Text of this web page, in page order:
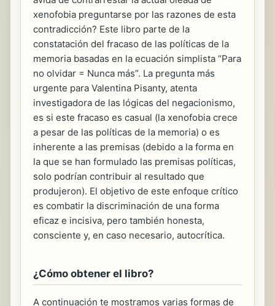
xenofobia preguntarse por las razones de esta
contradicción? Este libro parte de la
constatación del fracaso de las políticas de la
memoria basadas en la ecuación simplista “Para
no olvidar = Nunca más”. La pregunta más
urgente para Valentina Pisanty, atenta
investigadora de las lógicas del negacionismo,
es si este fracaso es casual (la xenofobia crece
a pesar de las políticas de la memoria) o es
inherente a las premisas (debido a la forma en
la que se han formulado las premisas políticas,
solo podrían contribuir al resultado que
produjeron). El objetivo de este enfoque crítico
es combatir la discriminación de una forma
eficaz e incisiva, pero también honesta,
consciente y, en caso necesario, autocrítica.
¿Cómo obtener el libro?
A continuación te mostramos varias formas de